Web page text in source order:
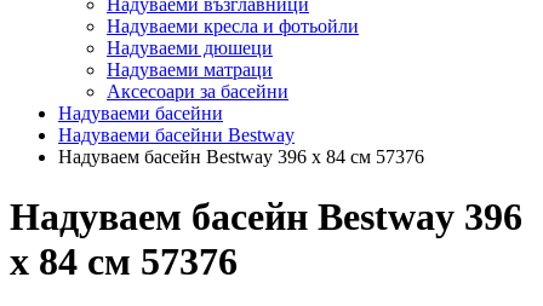
Надуваеми възглавници
Надуваеми кресла и фотьойли
Надуваеми дюшеци
Надуваеми матраци
Аксесоари за басейни
Надуваеми басейни
Надуваеми басейни Bestway
Надуваем басейн Bestway 396 x 84 см 57376
Надуваем басейн Bestway 396
x 84 см 57376